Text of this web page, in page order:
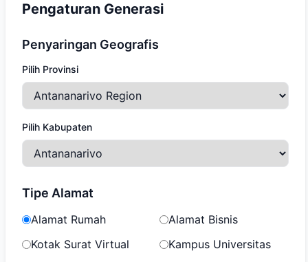
Pengaturan Generasi
Penyaringan Geografis
Pilih Provinsi
Pilih Kabupaten
Tipe Alamat
Alamat Rumah
Alamat Bisnis
Kotak Surat Virtual
Kampus Universitas